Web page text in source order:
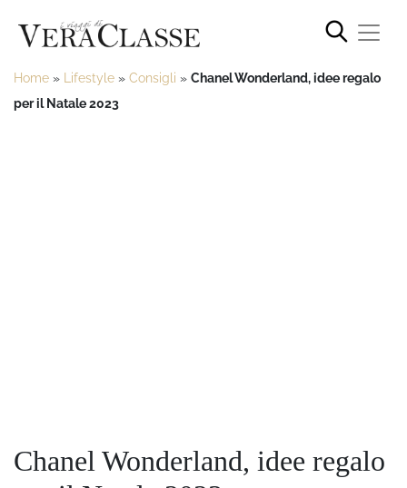
Home » Lifestyle » Consigli » Chanel Wonderland, idee regalo
per il Natale 2023
Chanel Wonderland, idee regalo